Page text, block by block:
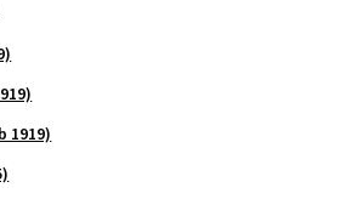
1919)